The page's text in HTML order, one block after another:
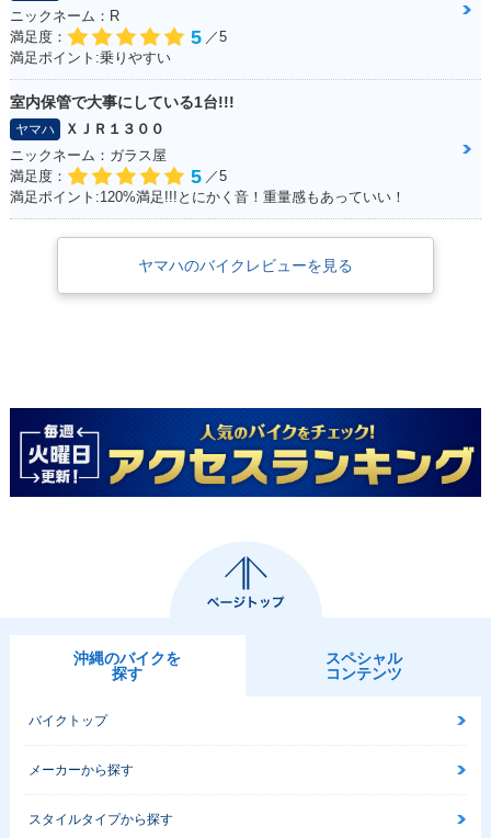
ニックネーム：R
満足度：
5 ／5
満足ポイント:乗りやすい
室内保管で大事にしている1台!!!
ヤマハ
ＸＪＲ１３００
ニックネーム：ガラス屋
満足度：
5 ／5
満足ポイント:120%満足!!!とにかく音！重量感もあっていい！
ヤマハのバイクレビューを見る
沖縄のバイクを
探す
スペシャル
コンテンツ
バイクトップ
メーカーから探す
スタイルタイプから探す